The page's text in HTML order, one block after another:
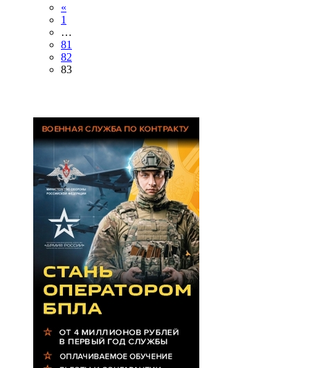
«
1
…
81
82
83